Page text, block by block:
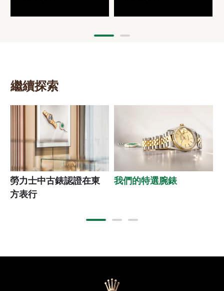
繼續探索
勞力士中古錶認證在東
方表行
我們的特選腕錶